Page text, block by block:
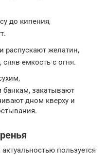
до кипения,
распускают желатин,
емкость с огня.
закатывают
дном кверху и
пользуется